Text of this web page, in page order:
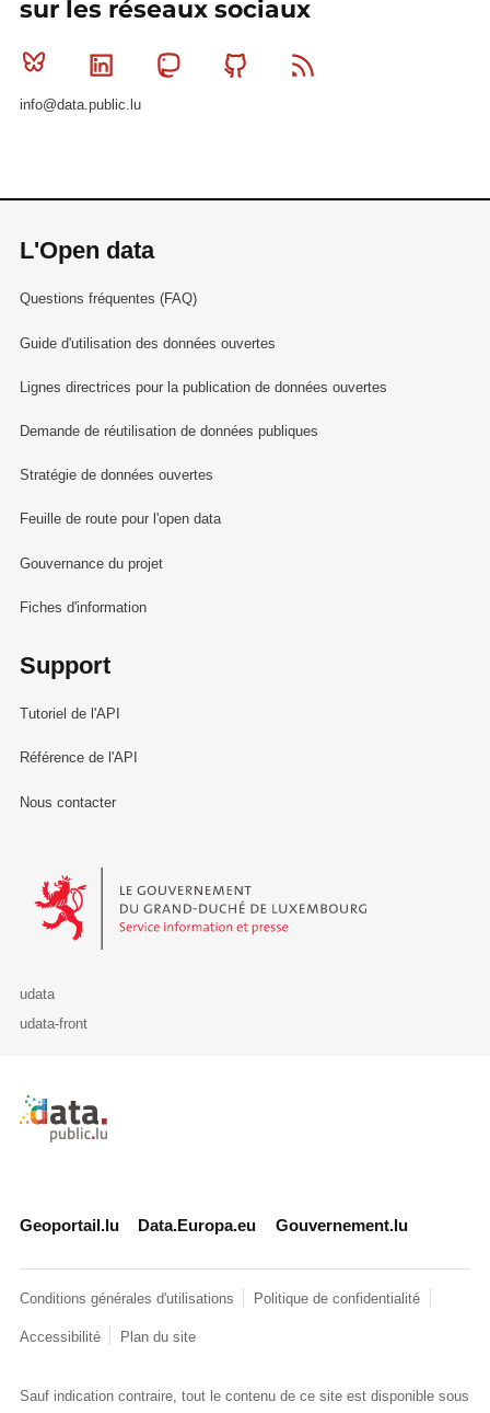
sur les réseaux sociaux
Bluesky Linkedin MastodonGithub
info@data.public.lu
L'Open data
Questions fréquentes (FAQ)
Guide d'utilisation des données ouvertes
Lignes directrices pour la publication de données ouvertes
Demande de réutilisation de données publiques
Stratégie de données ouvertes
Feuille de route pour l'open data
Gouvernance du projet
Fiches d'information
Support
Tutoriel de l'API
Référence de l'API
Nous contacter
Le Gouvernement du Grand-Duché de Luxembourg - Service
udata
udata-front
Retour à l'accueil de data.public.lu
Geoportail.lu Data.Europa.eu Gouvernement.lu
Conditions générales d'utilisations Politique de confidentialité
Accessibilité Plan du site
Sauf indication contraire, tout le contenu de ce site est disponible sous